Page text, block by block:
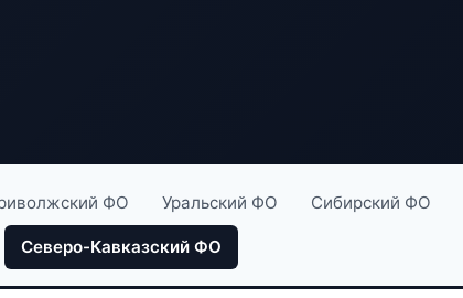
ФО Уральский ФО Сибирский ФО
Северо-Кавказский ФО